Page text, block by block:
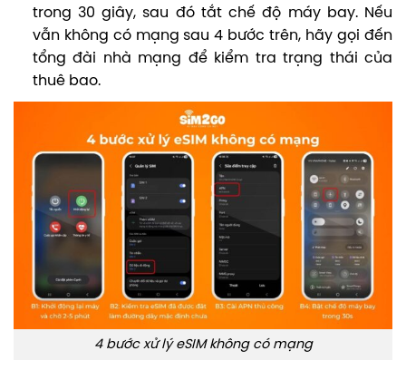
trong 30 giây, sau đó tắt chế độ máy bay. Nếu
vẫn không có mạng sau 4 bước trên, hãy gọi đến
tổng đài nhà mạng để kiểm tra trạng thái của
thuê bao.
4 bước xử lý eSIM không có mạng